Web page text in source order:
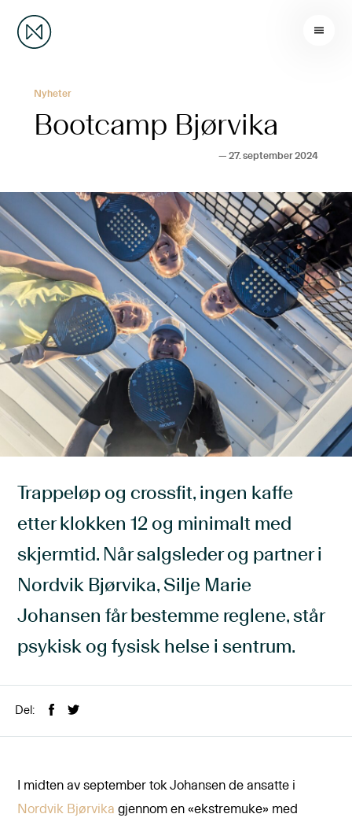
Bootcamp Bjørvika
Nyheter
—27. september 2024
Trappeløp og crossfit, ingen kaffe
etter klokken 12 og minimalt med
skjermtid. Når salgsleder og partner i
Nordvik Bjørvika, Silje Marie
Johansen får bestemme reglene, står
psykisk og fysisk helse i sentrum.
Del:
I midten av september tok Johansen de ansatte i
Nordvik Bjørvika gjennom en «ekstremuke» med